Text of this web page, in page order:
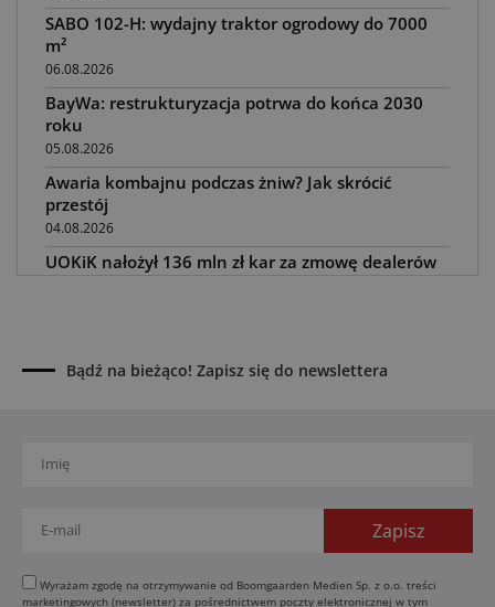
SABO 102-H: wydajny traktor ogrodowy do 7000
m²
06.08.2026
BayWa: restrukturyzacja potrwa do końca 2030
roku
05.08.2026
Awaria kombajnu podczas żniw? Jak skrócić
przestój
04.08.2026
UOKiK nałożył 136 mln zł kar za zmowę dealerów
Kverneland Tersus 4000: trzy nowe kosiarki
bijakowe
02.08.2026
01.08.2026
Elektryczne maszyny terenowe: 3 kluczowe trendy
31.07.2026
Bądź na bieżąco! Zapisz się do newslettera
Wyrażam zgodę na otrzymywanie od Boomgaarden Medien Sp. z o.o. treści
marketingowych (newsletter) za pośrednictwem poczty elektronicznej w tym